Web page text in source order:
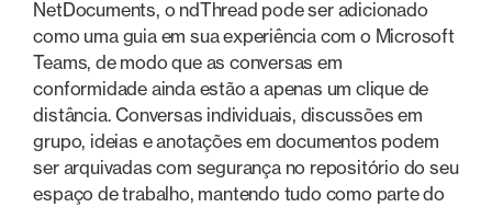
NetDocuments, o ndThread pode ser adicionado
como uma guia em sua experiência com o Microsoft
Teams, de modo que as conversas em
conformidade ainda estão a apenas um clique de
distância. Conversas individuais, discussões em
grupo, ideias e anotações em documentos podem
ser arquivadas com segurança no repositório do seu
espaço de trabalho, mantendo tudo como parte do